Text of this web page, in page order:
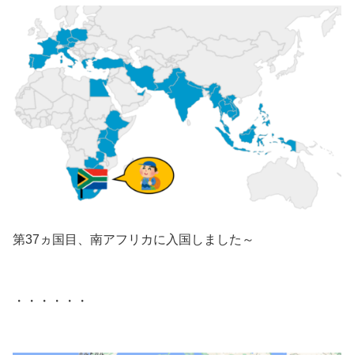
第37ヵ国目、南アフリカに入国しました～
・・・・・・